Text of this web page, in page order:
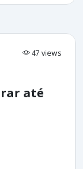
47 views
até